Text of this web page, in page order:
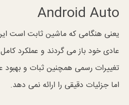
Android Auto
یعنی هنگامی که ماشین ثابت است
عادی خود باز می گردند و عملکرد
تغییرات رسمی همچنین ثبات و بهبود
اما جزئیات دقیقی را ارائه نمی دهد.